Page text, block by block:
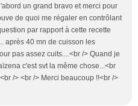
un grand bravo et merci pour
de quoi me régaler en contrôlant
par rapport à cette recette
après 40 mn de cuisson les
pas assez cuits....<br /> Quand je
c'est svt la même chose...<br
/> <br /> Merci beaucoup !!<br />